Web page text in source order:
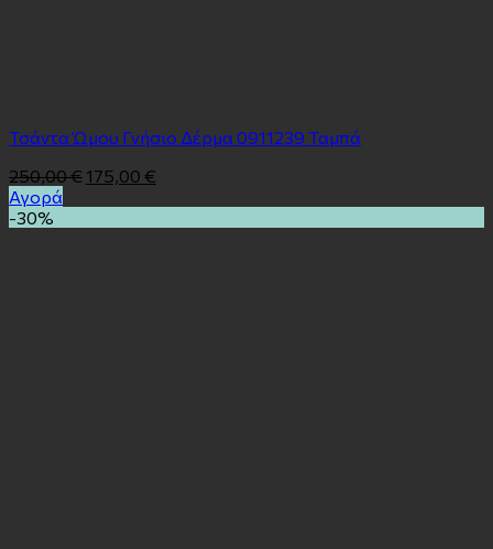
Τσάντα Ώμου Γνήσιο Δέρμα 0911239 Ταμπά
250,00€ 175,00 €
Αγορά
-30%